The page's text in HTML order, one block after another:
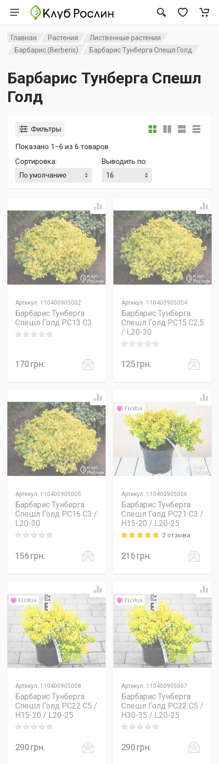
Главная Растения
Лиственные растения
Барбарис (Berberis)
Барбарис Тунберга Спешл Голд
Барбарис Тунберга Спешл
Голд
Фильтры
Показано 1–6 из 6 товаров
Сортировка: Выводить по:
Артикул: 110400905002
Барбарис Тунберга
Спешл Голд PC13 C3
Rating: 0 out of 5
170грн.
Артикул: 110400905004
Барбарис Тунберга
Спешл Голд PC15 C2,5
/ L20-30
Rating: 0 out of 5
125грн.
Артикул: 110400905005
Барбарис Тунберга
Спешл Голд PC16 C3 /
L20-30
Rating: 0 out of 5
156грн.
Артикул: 110400905006
Барбарис Тунберга
Спешл Голд PC21 C3 /
H15-20 / L20-25
Rating: 5 out of 52 отзыва
216грн.
Артикул: 110400905008
Барбарис Тунберга
Спешл Голд PC22 C5 /
H15-20 / L20-25
Rating: 0 out of 5
290грн.
Артикул: 110400905007
Барбарис Тунберга
Спешл Голд PC22 C5 /
H30-35 / L20-25
Rating: 0 out of 5
290грн.